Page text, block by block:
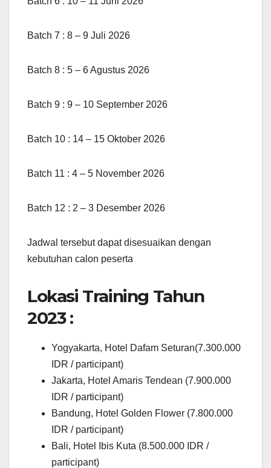
Batch 7 : 8 – 9 Juli 2026
Batch 8 : 5 – 6 Agustus 2026
Batch 9 : 9 – 10 September 2026
Batch 10 : 14 – 15 Oktober 2026
Batch 11 : 4 – 5 November 2026
Batch 12 : 2 – 3 Desember 2026
Jadwal tersebut dapat disesuaikan dengan
kebutuhan calon peserta
Lokasi Training Tahun
2023 :
Yogyakarta, Hotel Dafam Seturan(7.300.000
IDR / participant)
Jakarta, Hotel Amaris Tendean (7.900.000
IDR / participant)
Bandung, Hotel Golden Flower (7.800.000
IDR / participant)
Bali, Hotel Ibis Kuta (8.500.000 IDR /
participant)